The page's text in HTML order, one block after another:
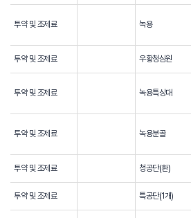
투약 및 조제료 녹용
투약 및 조제료 우황청심원
투약 및 조제료 녹용특상대
투약 및 조제료 녹용분골
투약 및 조제료 청공단(환)
투약 및 조제료 특공단(1개)